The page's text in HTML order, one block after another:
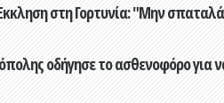
στη Γορτυνία: "Μην
οδήγησε το ασθενοφόρο για